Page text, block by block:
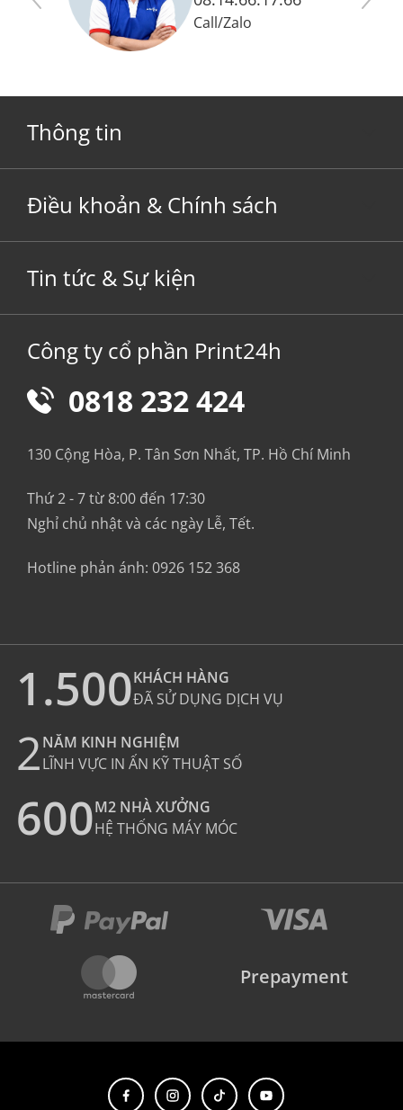
Call/Zalo
Thông tin
Điều khoản & Chính sách
Tin tức & Sự kiện
Công ty cổ phần Print24h
0818 232 424
130 Cộng Hòa, P. Tân Sơn Nhất, TP. Hồ Chí Minh
Thứ 2 - 7 từ 8:00 đến 17:30
Nghỉ chủ nhật và các ngày Lễ, Tết.
Hotline phản ánh: 0926 152 368
1.500KHÁCH HÀNG
ĐÃ SỬ DỤNG DỊCH VỤ
2NĂM KINH NGHIỆM
LĨNH VỰC IN ẤN KỸ THUẬT SỐ
600M2 NHÀ XƯỞNG
HỆ THỐNG MÁY MÓC
Prepayment